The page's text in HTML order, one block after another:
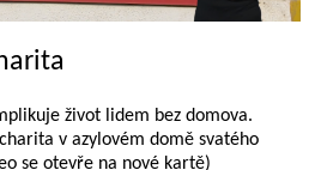
život lidem bez domova.
v azylovém domě svatého
se otevře na nové kartě)